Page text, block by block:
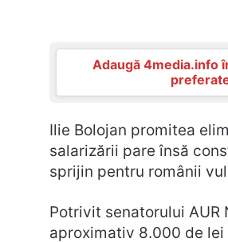
Adaugă 4media.info
Ilie Bolojan promitea
salarizării pare însă
sprijin pentru românii
Potrivit senatorului AUR
aproximativ 8.000 de